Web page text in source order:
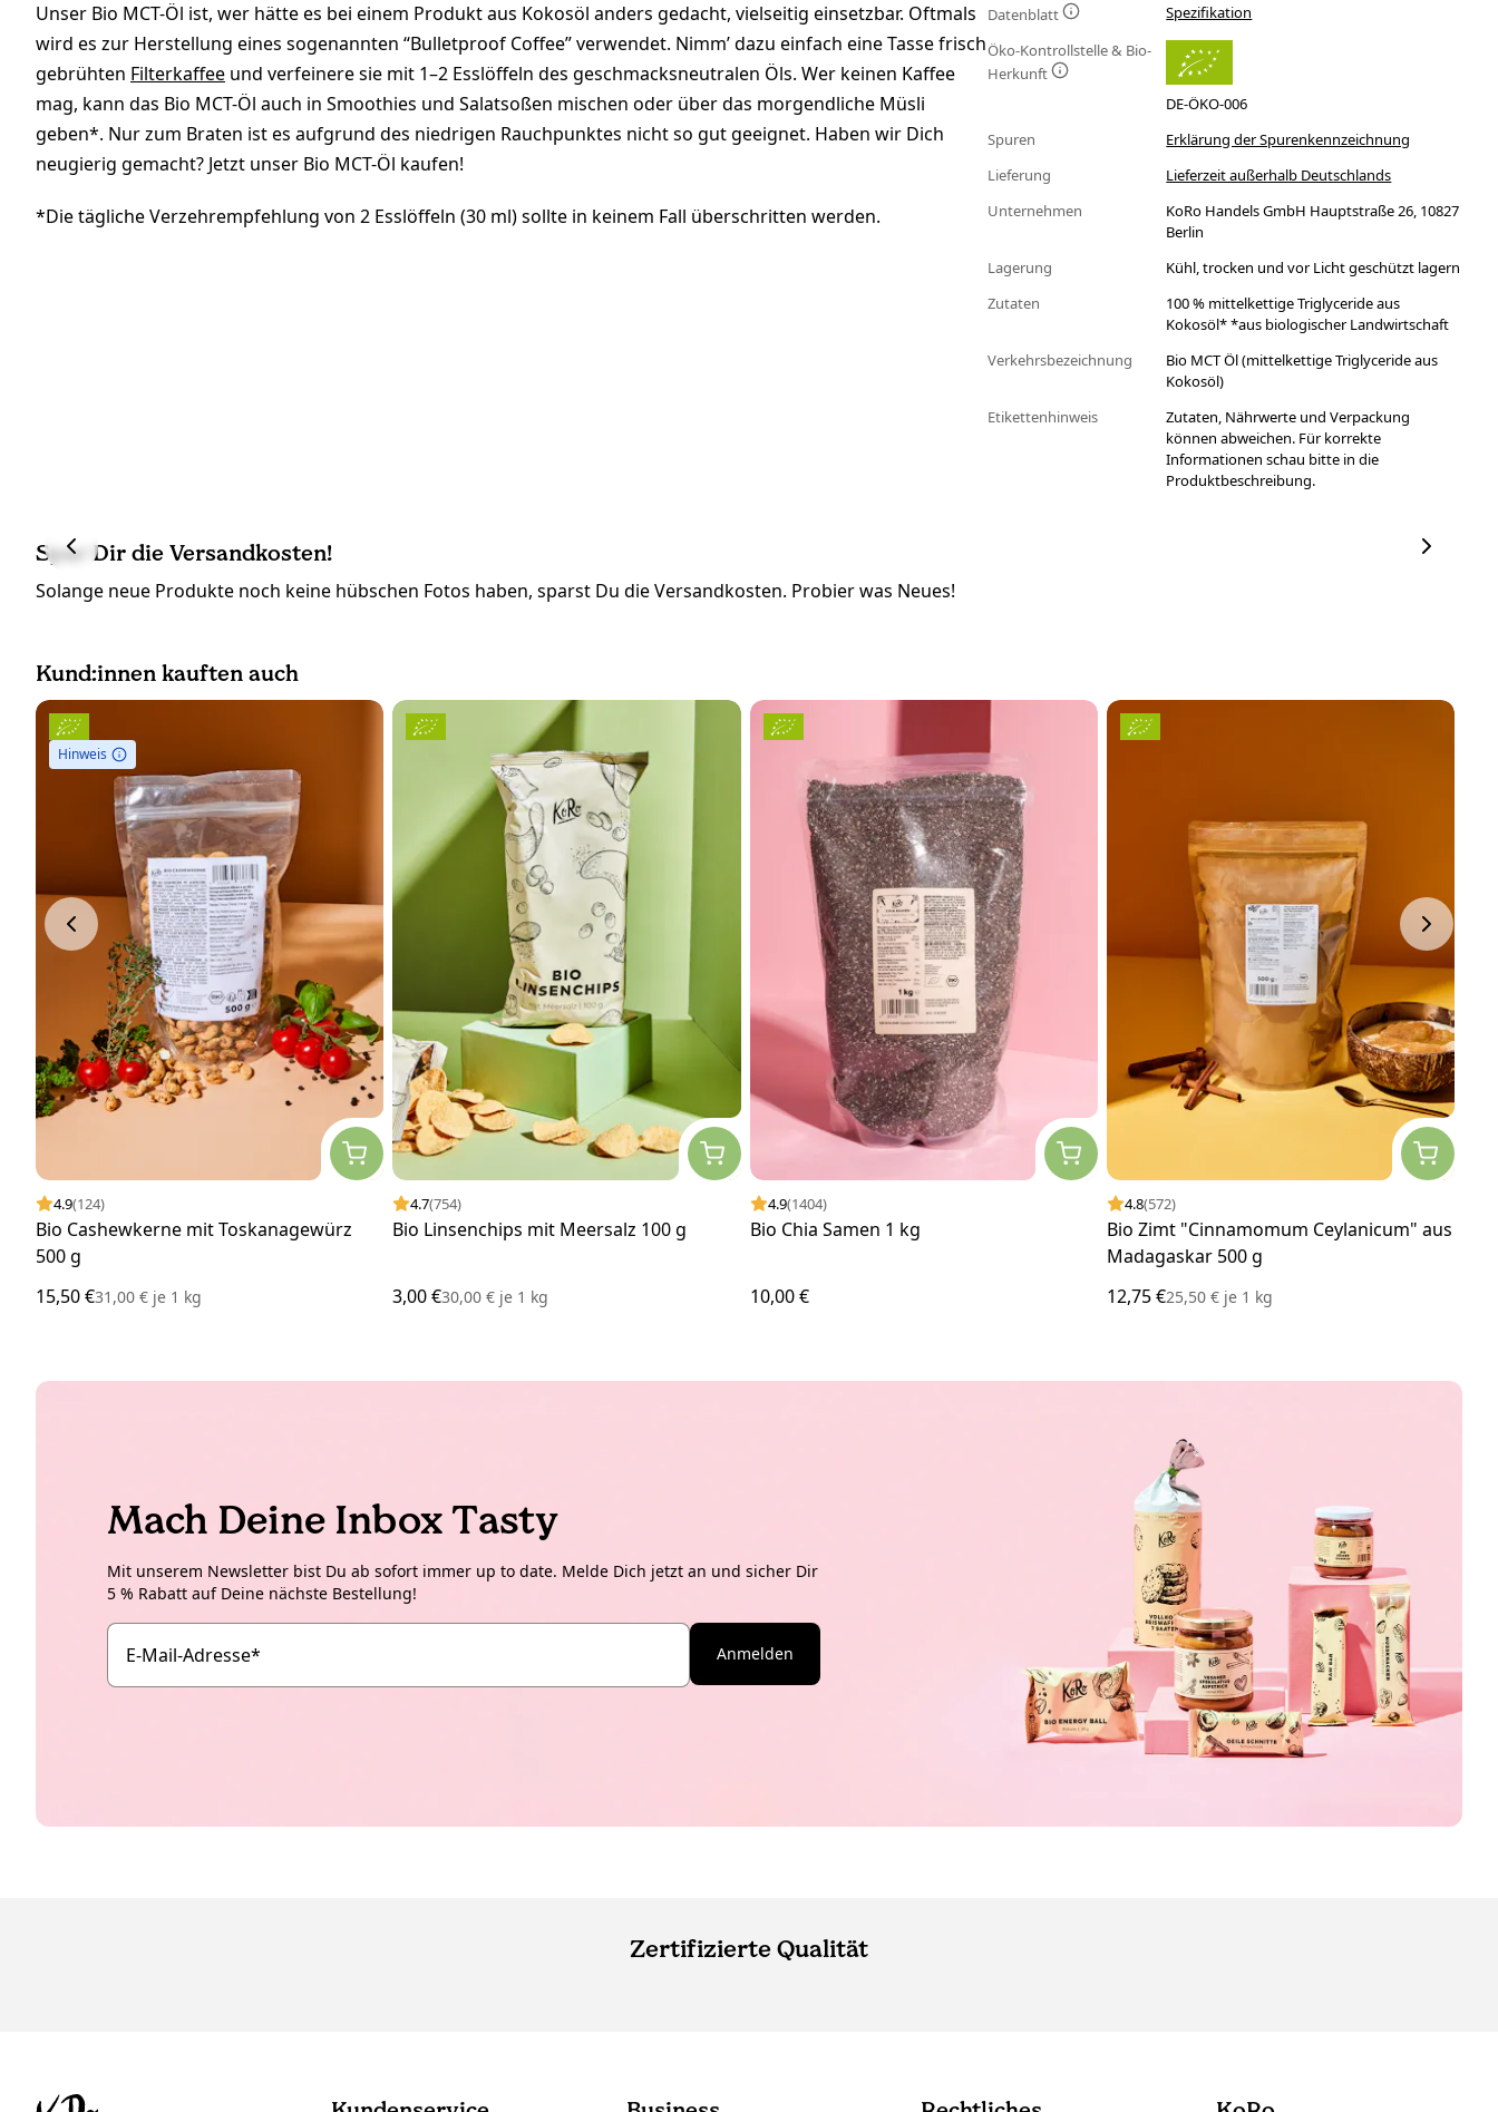
Unser Bio MCT-Öl ist, wer hätte es bei einem Produkt aus Kokosöl anders gedacht, vielseitig einsetzbar. Oftmals
wird es zur Herstellung eines sogenannten “Bulletproof Coffee” verwendet. Nimm’ dazu einfach eine Tasse frisch
gebrühten Filterkaffee und verfeinere sie mit 1–2 Esslöffeln des geschmacksneutralen Öls. Wer keinen Kaffee
mag, kann das Bio MCT-Öl auch in Smoothies und Salatsoßen mischen oder über das morgendliche Müsli
geben*. Nur zum Braten ist es aufgrund des niedrigen Rauchpunktes nicht so gut geeignet. Haben wir Dich
neugierig gemacht? Jetzt unser Bio MCT-Öl kaufen!
*Die tägliche Verzehrempfehlung von 2 Esslöffeln (30 ml) sollte in keinem Fall überschritten werden.
Datenblatt
Spezifikation
Öko-Kontrollstelle & Bio-
Herkunft
DE-ÖKO-006
Spuren
Erklärung der Spurenkennzeichnung
Lieferung
Lieferzeit außerhalb Deutschlands
Unternehmen
KoRo Handels GmbH Hauptstraße 26, 10827
Berlin
Lagerung
Kühl, trocken und vor Licht geschützt lagern
Zutaten
100 % mittelkettige Triglyceride aus
Kokosöl* *aus biologischer Landwirtschaft
Verkehrsbezeichnung
Bio MCT Öl (mittelkettige Triglyceride aus
Kokosöl)
Etikettenhinweis
Zutaten, Nährwerte und Verpackung
können abweichen. Für korrekte
Informationen schau bitte in die
Produktbeschreibung.
Spar Dir die Versandkosten!
Solange neue Produkte noch keine hübschen Fotos haben, sparst Du die Versandkosten. Probier was Neues!
Kund:innen kauften auch
Hinweis
4.9(124)
Bio Cashewkerne mit Toskanagewürz
500 g
15,50 €31,00 € je 1 kg
4.7(754)
Bio Linsenchips mit Meersalz 100 g
3,00 €30,00 € je 1 kg
4.9(1404)
Bio Chia Samen 1 kg
10,00 €
4.8(572)
Bio Zimt "Cinnamomum Ceylanicum" aus
Madagaskar 500 g
12,75 €25,50 € je1 kg
Mach Deine Inbox Tasty
Mit unserem Newsletter bist Du ab sofort immer up to date. Melde Dich jetzt an und sicher Dir
5 % Rabatt auf Deine nächste Bestellung!
E-Mail-Adresse* Anmelden
Zertifizierte Qualität